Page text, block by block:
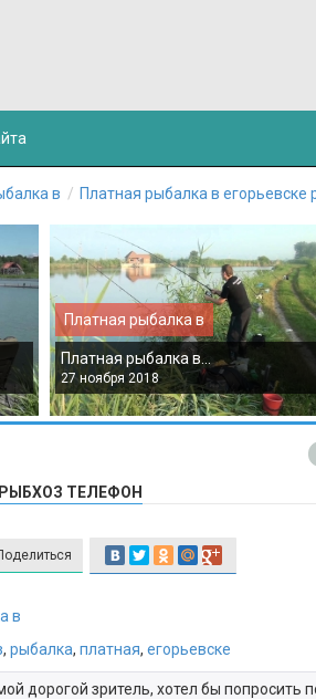
в Платная рыбалка в егорьевске
Платная рыбалка в
Платная рыбалка в...
27 ноября 2018
ТЕЛЕФОН
в
, рыбалка, платная, егорьевске
дорогой зритель, хотел бы попросить